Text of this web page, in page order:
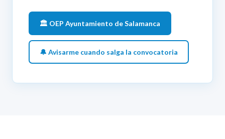
🏛️ OEP Ayuntamiento de Salamanca
🔔 Avisarme cuando salga la convocatoria